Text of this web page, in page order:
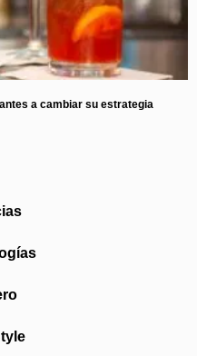
a cambiar su estrategia